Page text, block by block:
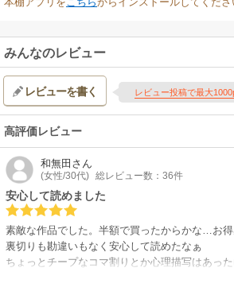
みんなのレビュー
レビューを書く レビュー投稿で最大
高評価レビュー
和無田 さん
(女性/30代) 総レビュー数：36件
安心して読めました
素敵な作品でした。半額で買ったからかな…お
裏切りも勘違いもなく安心して読めたなぁ
ちょっとチープなコマ割りとか心理描写はあっ